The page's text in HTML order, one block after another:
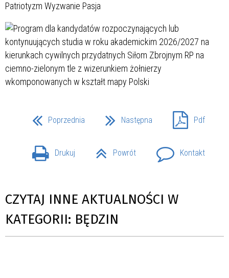
Poprzednia Następna Pdf
Drukuj Powrót Kontakt
CZYTAJ INNE AKTUALNOŚCI W
KATEGORII: BĘDZIN